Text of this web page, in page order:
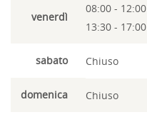
venerdì
08:00 - 12:00
13:30 - 17:00
sabato Chiuso
domenica Chiuso